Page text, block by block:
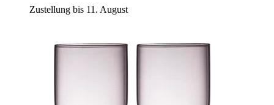
Zustellung bis 11. August